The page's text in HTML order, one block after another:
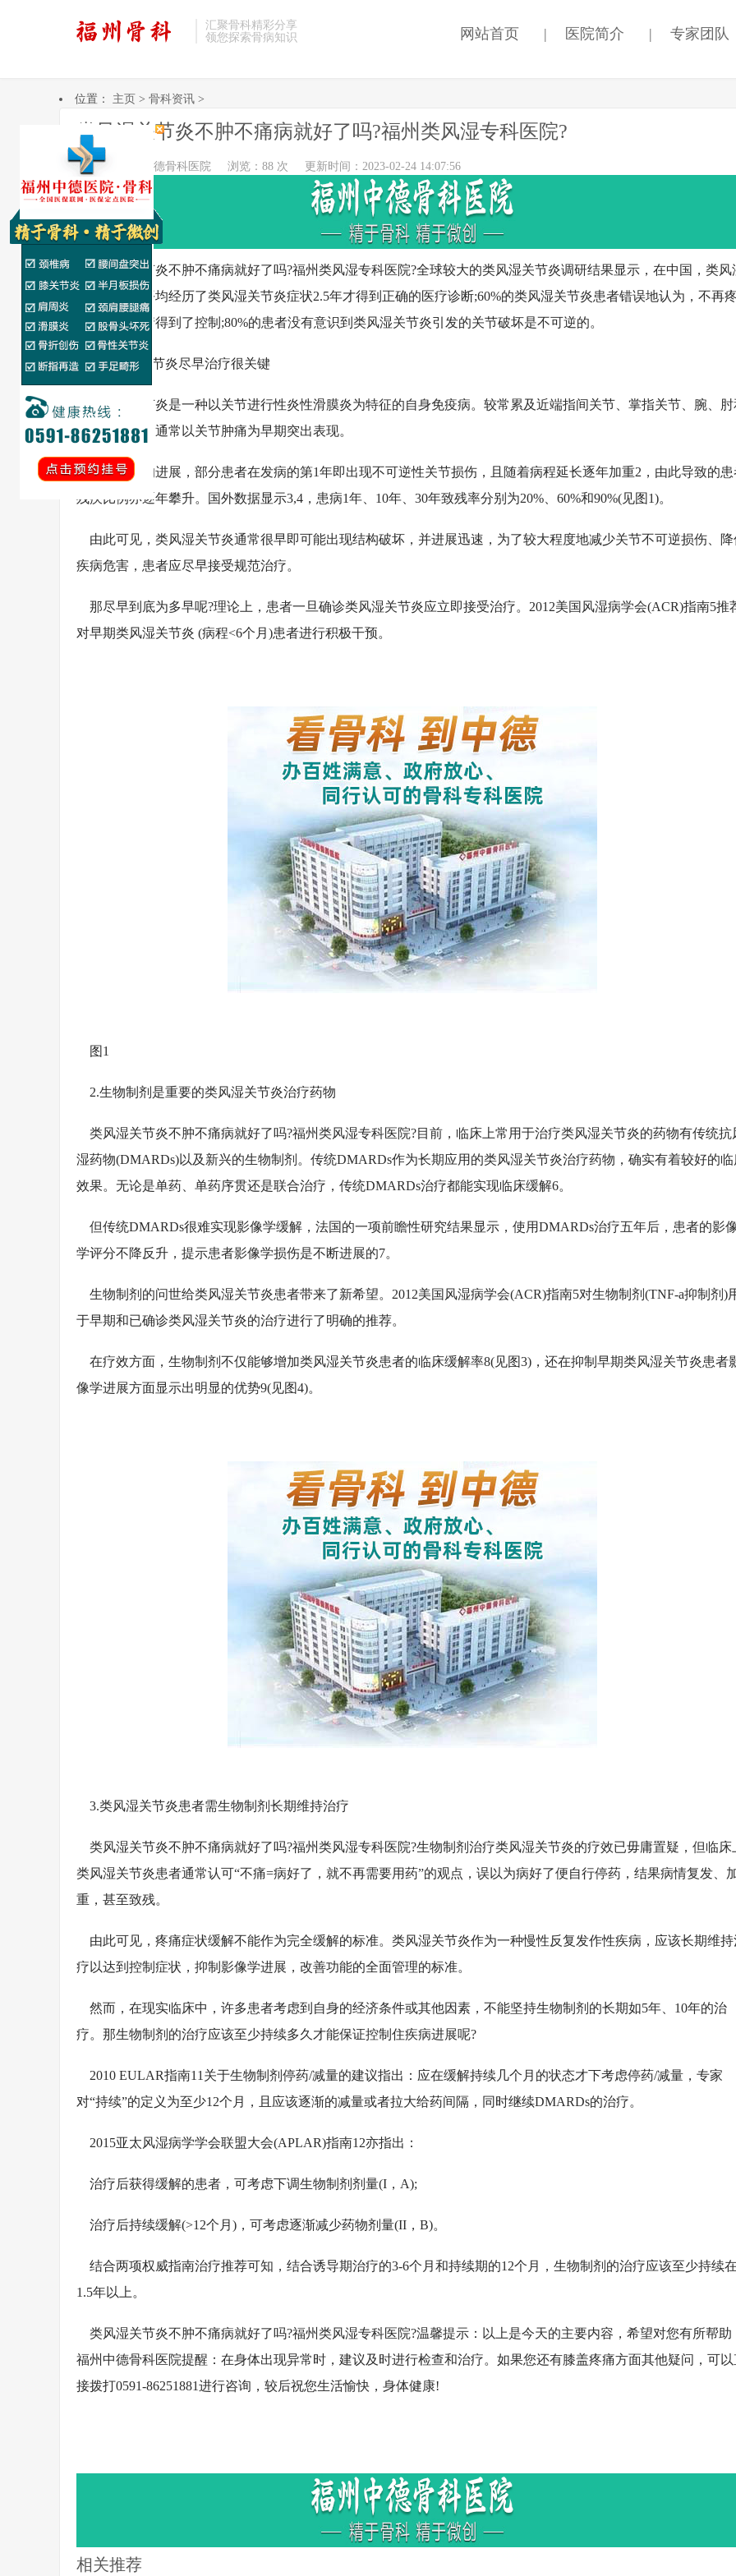
汇聚骨科精彩分享
领您探索骨病知识
网站首页 | 医院简介 | 专家团队
位置： 主页 > 骨科资讯 >
类风湿关节炎不肿不痛病就好了吗?福州类风湿专科医院?
作者：福州中德骨科医院 浏览：88 次 更新时间：2023-02-24 14:07:56
类风湿关节炎不肿不痛病就好了吗?福州类风湿专科医院?全球较大的类风湿关节炎调研结果显示，在中国，类风
关节炎患者平均经历了类风湿关节炎症状2.5年才得到正确的医疗诊断;60%的类风湿关节炎患者错误地认为，不再疼
痛就代表病情得到了控制;80%的患者没有意识到类风湿关节炎引发的关节破坏是不可逆的。
1.类风湿关节炎尽早治疗很关键
类风湿关节炎是一种以关节进行性炎性滑膜炎为特征的自身免疫病。较常累及近端指间关节、掌指关节、腕、肘
足趾关节等，通常以关节肿痛为早期突出表现。
随着病程的进展，部分患者在发病的第1年即出现不可逆性关节损伤，且随着病程延长逐年加重2，由此导致的患
残疾比例亦逐年攀升。国外数据显示3,4，患病1年、10年、30年致残率分别为20%、60%和90%(见图1)。
由此可见，类风湿关节炎通常很早即可能出现结构破坏，并进展迅速，为了较大程度地减少关节不可逆损伤、降
疾病危害，患者应尽早接受规范治疗。
那尽早到底为多早呢?理论上，患者一旦确诊类风湿关节炎应立即接受治疗。2012美国风湿病学会(ACR)指南5推
对早期类风湿关节炎 (病程<6个月)患者进行积极干预。
图1
2.生物制剂是重要的类风湿关节炎治疗药物
类风湿关节炎不肿不痛病就好了吗?福州类风湿专科医院?目前，临床上常用于治疗类风湿关节炎的药物有传统抗
湿药物(DMARDs)以及新兴的生物制剂。传统DMARDs作为长期应用的类风湿关节炎治疗药物，确实有着较好的临
效果。无论是单药、单药序贯还是联合治疗，传统DMARDs治疗都能实现临床缓解6。
但传统DMARDs很难实现影像学缓解，法国的一项前瞻性研究结果显示，使用DMARDs治疗五年后，患者的影
学评分不降反升，提示患者影像学损伤是不断进展的7。
生物制剂的问世给类风湿关节炎患者带来了新希望。2012美国风湿病学会(ACR)指南5对生物制剂(TNF-a抑制剂)
于早期和已确诊类风湿关节炎的治疗进行了明确的推荐。
在疗效方面，生物制剂不仅能够增加类风湿关节炎患者的临床缓解率8(见图3)，还在抑制早期类风湿关节炎患者
像学进展方面显示出明显的优势9(见图4)。
3.类风湿关节炎患者需生物制剂长期维持治疗
类风湿关节炎不肿不痛病就好了吗?福州类风湿专科医院?生物制剂治疗类风湿关节炎的疗效已毋庸置疑，但临床
类风湿关节炎患者通常认可“不痛=病好了，就不再需要用药”的观点，误以为病好了便自行停药，结果病情复发、
重，甚至致残。
由此可见，疼痛症状缓解不能作为完全缓解的标准。类风湿关节炎作为一种慢性反复发作性疾病，应该长期维持
疗以达到控制症状，抑制影像学进展，改善功能的全面管理的标准。
然而，在现实临床中，许多患者考虑到自身的经济条件或其他因素，不能坚持生物制剂的长期如5年、10年的治
疗。那生物制剂的治疗应该至少持续多久才能保证控制住疾病进展呢?
2010 EULAR指南11关于生物制剂停药/减量的建议指出：应在缓解持续几个月的状态才下考虑停药/减量，专家
对“持续”的定义为至少12个月，且应该逐渐的减量或者拉大给药间隔，同时继续DMARDs的治疗。
2015亚太风湿病学学会联盟大会(APLAR)指南12亦指出：
治疗后获得缓解的患者，可考虑下调生物制剂剂量(I，A);
治疗后持续缓解(>12个月)，可考虑逐渐减少药物剂量(II，B)。
结合两项权威指南治疗推荐可知，结合诱导期治疗的3-6个月和持续期的12个月，生物制剂的治疗应该至少持续在
1.5年以上。
类风湿关节炎不肿不痛病就好了吗?福州类风湿专科医院?温馨提示：以上是今天的主要内容，希望对您有所帮助
福州中德骨科医院提醒：在身体出现异常时，建议及时进行检查和治疗。如果您还有膝盖疼痛方面其他疑问，可以
接拨打0591-86251881进行咨询，较后祝您生活愉快，身体健康!
相关推荐